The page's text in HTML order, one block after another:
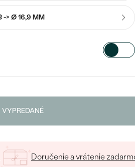
-> Ø 16,9 MM
VYPREDANÉ
Doručenie a vrátenie